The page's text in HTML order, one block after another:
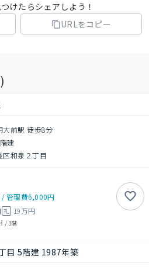
けたらシェアしよう！
URLをコピー
前駅 徒歩8分
建
区和泉２丁目
/管理費6,000円
礼 19万円
/3階
目 5階建 1987年築